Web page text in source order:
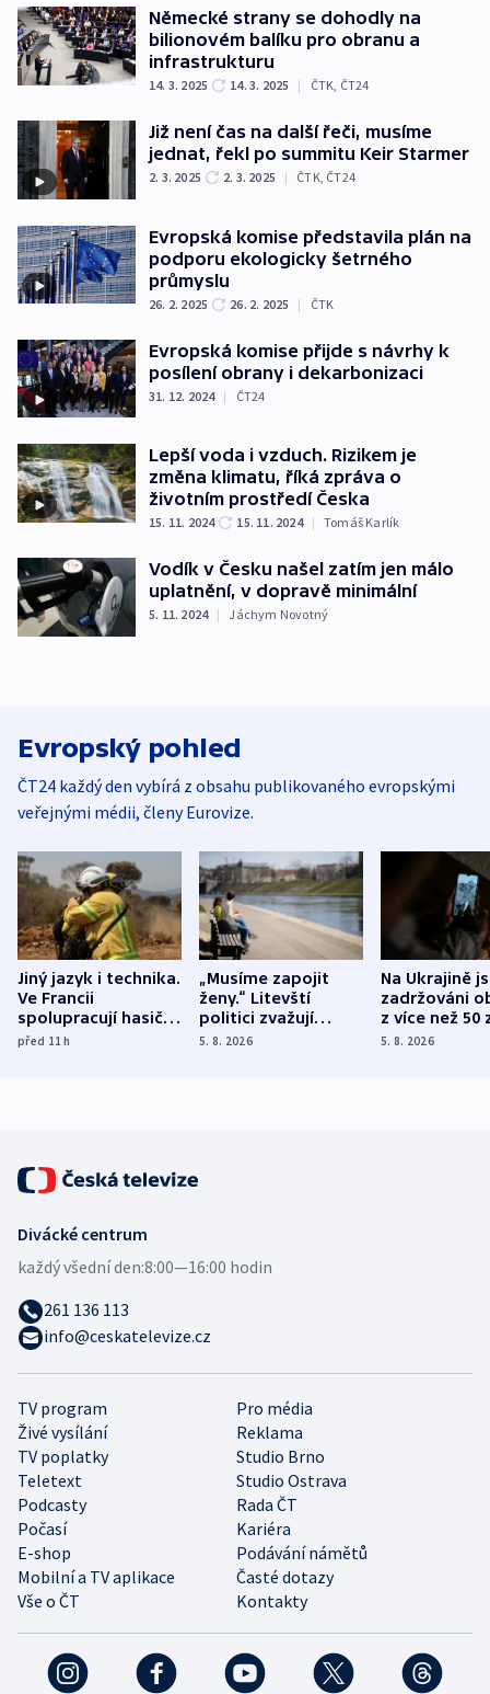
Německé strany se dohodly na
bilionovém balíku pro obranu a
infrastrukturu
14. 3. 2025 14. 3. 2025 | ČTK, ČT24
Již není čas na další řeči, musíme
jednat, řekl po summitu Keir Starmer
2. 3. 2025 2. 3. 2025 | ČTK, ČT24
Evropská komise představila plán na
podporu ekologicky šetrného
průmyslu
26. 2. 2025 26. 2. 2025 | ČTK
Evropská komise přijde s návrhy k
posílení obrany i dekarbonizaci
31. 12. 2024 | ČT24
Lepší voda i vzduch. Rizikem je
změna klimatu, říká zpráva o
životním prostředí Česka
15. 11. 2024 15. 11. 2024 | Tomáš Karlík
Vodík v Česku našel zatím jen málo
uplatnění, v dopravě minimální
5. 11. 2024 | Jáchym Novotný
Evropský pohled
ČT24 každý den vybírá z obsahu publikovaného evropskými
veřejnými médii, členy Eurovize.
Jiný jazyk i technika.
Ve Francii
spolupracují hasiči z
různých zemí
před 11h
„Musíme zapojit
ženy.“ Litevští
politici zvažují
dohodu o
5. 8. 2026
Na Ukrajině
zadržováni
z více než 50
Bojovali na
5. 8. 2026
TV program
Pro média
Živé vysílání
Reklama
TV poplatky
Studio Brno
Teletext
Studio Ostrava
Podcasty
Rada ČT
Počasí
Kariéra
E-shop
Podávání námětů
Mobilní a TV aplikace
Časté dotazy
Vše o ČT
Kontakty
Divácké centrum
každý všední den:8:00—16:00 hodin
261 136 113
info@ceskatelevize.cz